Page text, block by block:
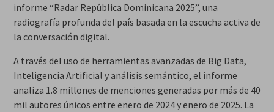
informe “Radar República Dominicana 2025”, una
radiografía profunda del país basada en la escucha activa de
la conversación digital.
A través del uso de herramientas avanzadas de Big Data,
Inteligencia Artificial y análisis semántico, el informe
analiza 1.8 millones de menciones generadas por más de 40
mil autores únicos entre enero de 2024 y enero de 2025. La